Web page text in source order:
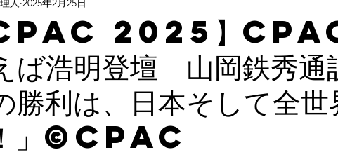
CPAC 2025】
ば浩明登壇 山岡鉄秀通
勝利は、日本そして全世
」©CPAC